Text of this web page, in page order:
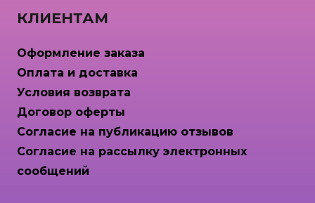
КЛИЕНТАМ
Оформление заказа
Оплата и доставка
Условия возврата
Договор оферты
Согласие на публикацию отзывов
Согласие на рассылку электронных
сообщений